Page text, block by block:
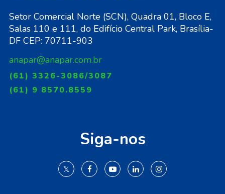
Setor Comercial Norte (SCN), Quadra 01, Bloco E,
Salas 110 e 111, do Edifício Central Park, Brasília-
DF CEP: 70711-903
anapar@anapar.com.br
(61) 3326-3086/3087
(61) 9 8570.8559
Siga-nos